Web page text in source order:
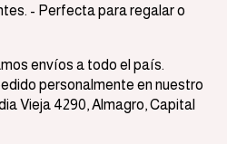
- Perfecta para regalar o
envíos a todo el país.
personalmente en nuestro
Vieja 4290, Almagro, Capital